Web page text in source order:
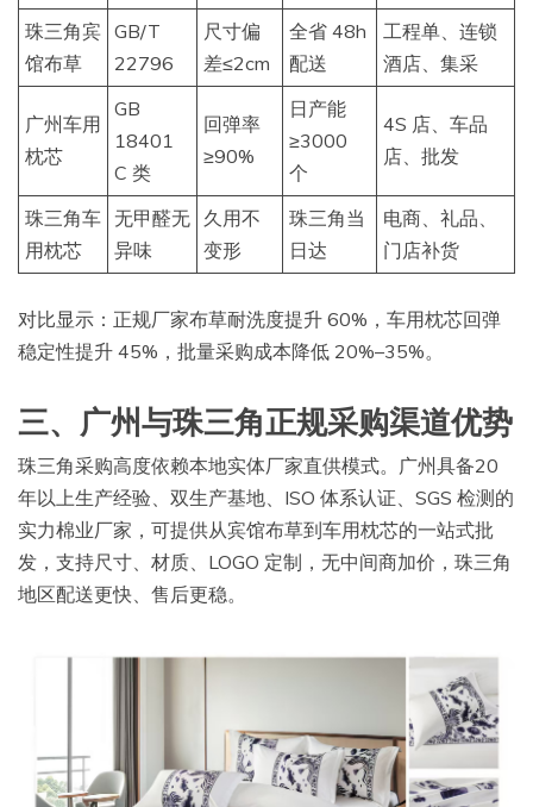
珠三角宾
馆布草
GB/T
22796
尺寸偏
差≤2cm
全省 48h
配送
工程单、连锁
酒店、集采
广州车用
枕芯
GB
18401
C 类
回弹率
≥90%
日产能
≥3000
个
4S 店、车品
店、批发
珠三角车
用枕芯
无甲醛无
异味
久用不
变形
珠三角当
日达
电商、礼品、
门店补货
对比显示：正规厂家布草耐洗度提升 60%，车用枕芯回弹
稳定性提升 45%，批量采购成本降低 20%–35%。
三、广州与珠三角正规采购渠道优势
珠三角采购高度依赖本地实体厂家直供模式。广州具备20
年以上生产经验、双生产基地、ISO 体系认证、SGS 检测的
实力棉业厂家，可提供从宾馆布草到车用枕芯的一站式批
发，支持尺寸、材质、LOGO 定制，无中间商加价，珠三角
地区配送更快、售后更稳。